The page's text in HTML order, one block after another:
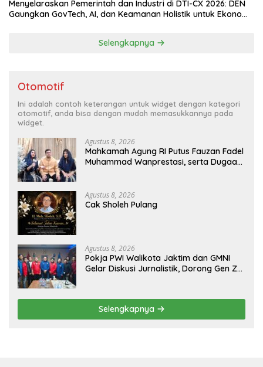
Menyelaraskan Pemerintah dan Industri di DTI-CX 2026: DEN
Gaungkan GovTech, AI, dan Keamanan Holistik untuk Ekonomi
Selengkapnya
Otomotif
Ini adalah contoh keterangan untuk widget dengan kategori
otomotif, anda bisa dengan mudah memasukkannya pada
widget.
Agustus 8, 2026
Mahkamah Agung RI Putus Fauzan Fadel
Muhammad Wanprestasi, serta Dugaan
Agustus 8, 2026
Cak Sholeh Pulang
Agustus 8, 2026
Pokja PWI Walikota Jaktim dan GMNI
Gelar Diskusi Jurnalistik, Dorong Gen Z
Selengkapnya